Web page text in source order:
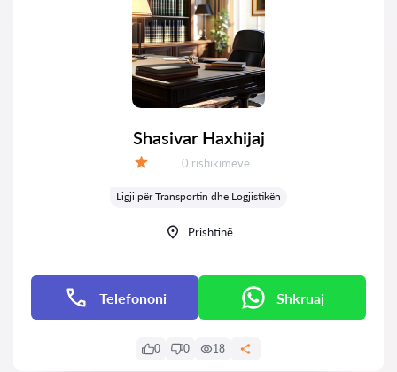
Shasivar Haxhijaj
Rishikime:
0 rishikimeve
Ligji për Transportin dhe Logjistikën
Prishtinë
Telefononi Shkruaj
0 0 18